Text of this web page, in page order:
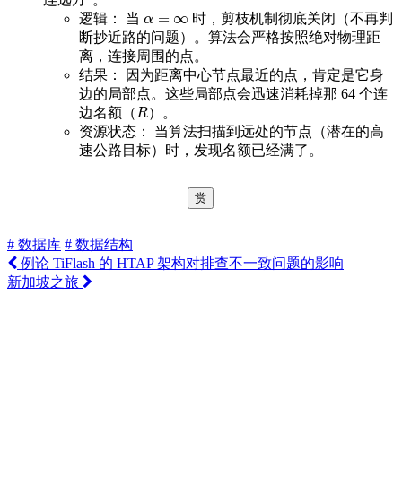
逻辑： 当 α = ∞
α= ∞
时，剪枝机制彻底关闭（不再判
断抄近路的问题）。算法会严格按照绝对物理距
离，连接周围的点。
结果： 因为距离中心节点最近的点，肯定是它身
边的局部点。这些局部点会迅速消耗掉那 64 个连
边名额（R
R ）。
资源状态： 当算法扫描到远处的节点（潜在的高
速公路目标）时，发现名额已经满了。
赏
# 数据库 # 数据结构
例论 TiFlash 的 HTAP 架构对排查不一致问题的影响
新加坡之旅